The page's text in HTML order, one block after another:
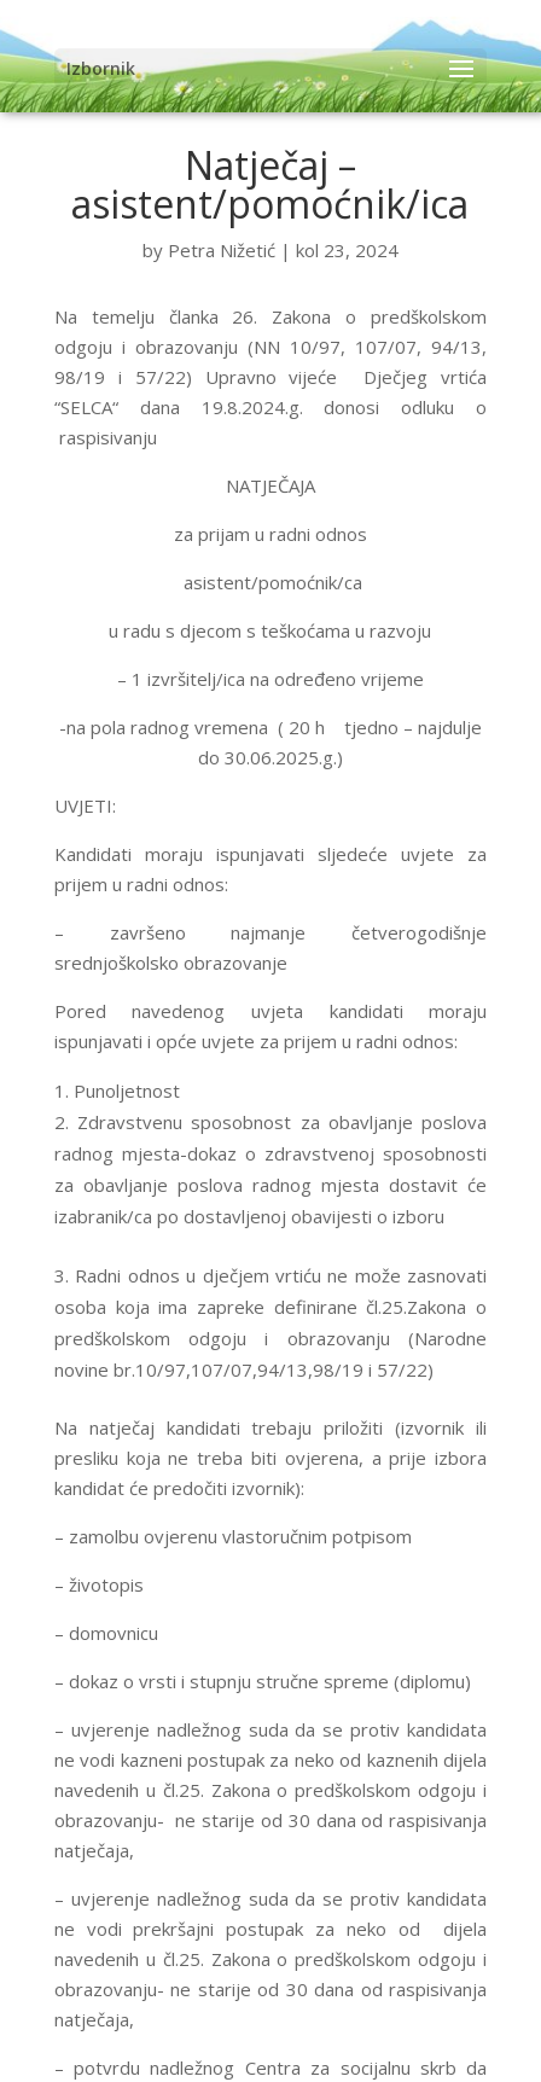
Izbornik
Natječaj –
asistent/pomoćnik/ica
by Petra Nižetić| kol 23, 2024
Na temelju članka 26. Zakona o predškolskom
odgoju i obrazovanju (NN 10/97, 107/07, 94/13,
98/19 i 57/22) Upravno vijeće Dječjeg vrtića
“SELCA“ dana 19.8.2024.g. donosi odluku o
raspisivanju
NATJEČAJA
za prijam u radni odnos
asistent/pomoćnik/ca
u radu s djecom s teškoćama u razvoju
– 1 izvršitelj/ica na određeno vrijeme
-na pola radnog vremena ( 20 h tjedno – najdulje
do 30.06.2025.g.)
UVJETI:
Kandidati moraju ispunjavati sljedeće uvjete za
prijem u radni odnos:
– završeno najmanje četverogodišnje
srednjoškolsko obrazovanje
Pored navedenog uvjeta kandidati moraju
ispunjavati i opće uvjete za prijem u radni odnos:
Punoljetnost
Zdravstvenu sposobnost za obavljanje poslova
radnog mjesta-dokaz o zdravstvenoj sposobnosti
za obavljanje poslova radnog mjesta dostavit će
izabranik/ca po dostavljenoj obavijesti o izboru
Radni odnos u dječjem vrtiću ne može zasnovati
osoba koja ima zapreke definirane čl.25.Zakona o
predškolskom odgoju i obrazovanju (Narodne
novine br.10/97,107/07,94/13,98/19 i 57/22)
Na natječaj kandidati trebaju priložiti (izvornik ili
presliku koja ne treba biti ovjerena, a prije izbora
kandidat će predočiti izvornik):
– zamolbu ovjerenu vlastoručnim potpisom
– životopis
– domovnicu
– dokaz o vrsti i stupnju stručne spreme (diplomu)
– uvjerenje nadležnog suda da se protiv kandidata
ne vodi kazneni postupak za neko od kaznenih dijela
navedenih u čl.25. Zakona o predškolskom odgoju i
obrazovanju- ne starije od 30 dana od raspisivanja
natječaja,
– uvjerenje nadležnog suda da se protiv kandidata
ne vodi prekršajni postupak za neko od dijela
navedenih u čl.25. Zakona o predškolskom odgoju i
obrazovanju- ne starije od 30 dana od raspisivanja
natječaja,
– potvrdu nadležnog Centra za socijalnu skrb da